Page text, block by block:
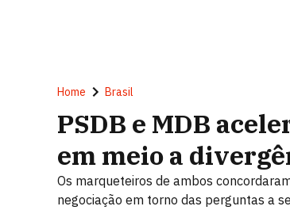
Home Brasil
PSDB e MDB
em meio a
Os marqueteiros de ambos
negociação em torno das perguntas a